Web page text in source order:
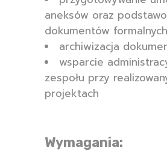
aneksów oraz
dokumentów formalnych
archiwizacja
wsparcie
zespołu przy
projektach
Wymagania: